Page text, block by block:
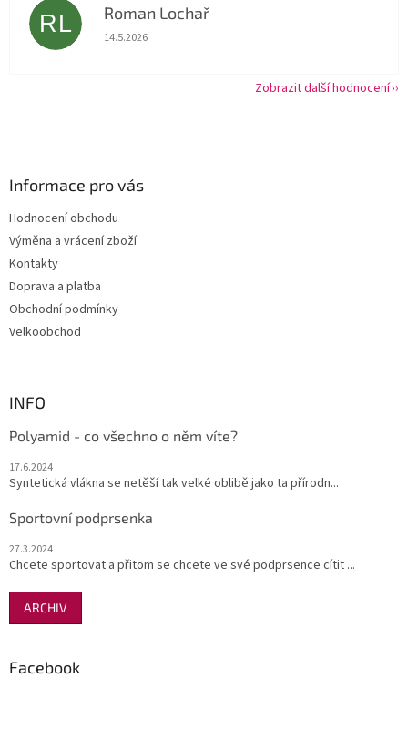
RL Roman Lochař
Hodnocení obchodu je 5 z 5 hvězdiček.
14.5.2026
Zobrazit další hodnocení
Informace pro vás
Hodnocení obchodu
Výměna a vrácení zboží
Kontakty
Doprava a platba
Obchodní podmínky
Velkoobchod
INFO
Polyamid - co všechno o něm víte?
17.6.2024
Syntetická vlákna se netěší tak velké oblibě jako ta přírodn...
Sportovní podprsenka
27.3.2024
Chcete sportovat a přitom se chcete ve své podprsence cítit ...
ARCHIV
Facebook